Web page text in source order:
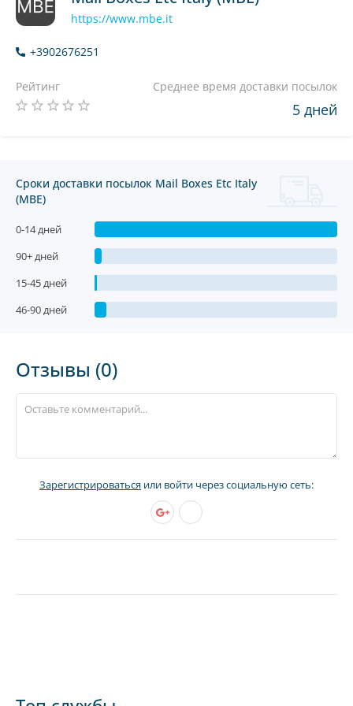
https://www.mbe.it
+3902676251
Рейтинг Среднее время доставки посылок
5 дней
Сроки доставки посылок Mail Boxes Etc Italy
(MBE)
0-14 дней
90+ дней
15-45 дней
46-90 дней
Отзывы (0)
Зарегистрироваться или войти через социальную сеть: